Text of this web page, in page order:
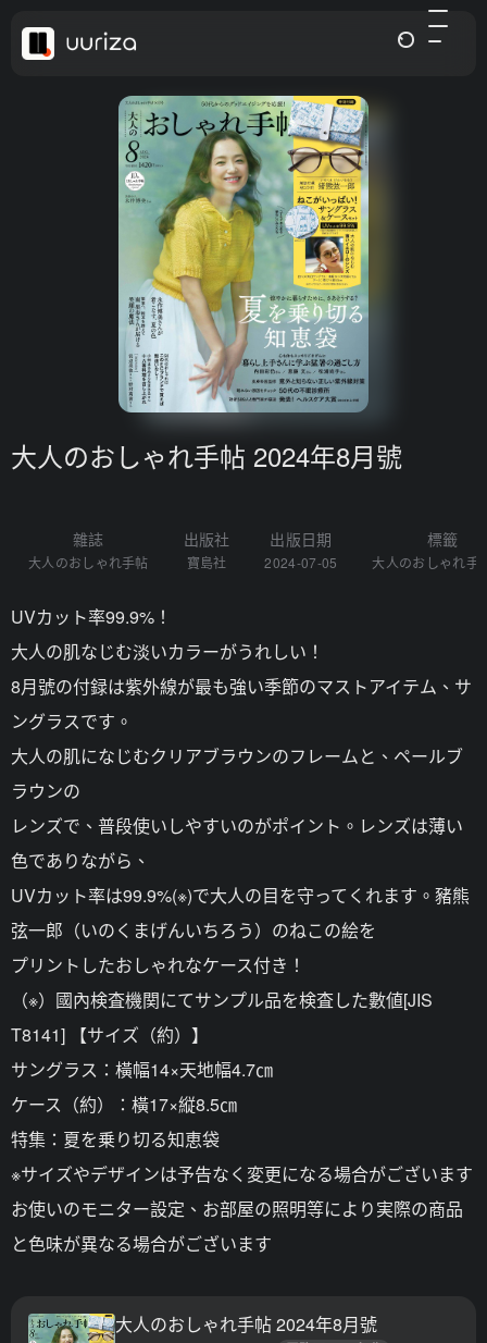
大人のおしゃれ手帖 2024年8月號
雜誌
大人のおしゃれ手帖
出版社
寶島社
出版日期
2024-07-05
標籤
大人のおしゃれ手
UVカット率99.9%！
大人の肌なじむ淡いカラーがうれしい！
8月號の付録は紫外線が最も強い季節のマストアイテム、サ
ングラスです。
大人の肌になじむクリアブラウンのフレームと、ペールブ
ラウンの
レンズで、普段使いしやすいのがポイント。レンズは薄い
色でありながら、
UVカット率は99.9%(※)で大人の目を守ってくれます。豬熊
弦一郎（いのくまげんいちろう）のねこの絵を
プリントしたおしゃれなケース付き！
（※）國內検査機関にてサンプル品を検査した數値[JIS
T8141] 【サイズ（約）】
サングラス：橫幅14×天地幅4.7㎝
ケース（約）：橫17×縦8.5㎝
特集：夏を乗り切る知恵袋
※サイズやデザインは予告なく変更になる場合がございます
お使いのモニター設定、お部屋の照明等により実際の商品
と色味が異なる場合がございます
大人のおしゃれ手帖 2024年8月號